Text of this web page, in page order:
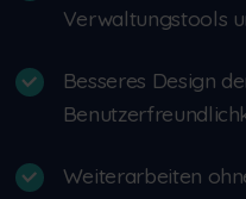
Verwaltungstools
Besseres Design
Weiterarbeiten